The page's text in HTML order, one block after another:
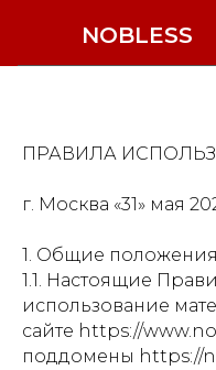
NOBLESS
ПРАВИЛА
г. Москва «31» мая
1. Общие положения
1.1. Настоящие
использование
сайте https://
поддомены https://